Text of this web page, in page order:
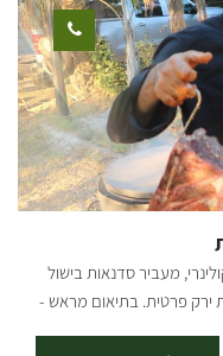
מעביר סדנאות בישול
ירק פרטית. בתיאום מראש -